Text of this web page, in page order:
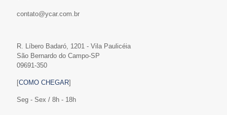
contato@ycar.com.br
R. Líbero Badaró, 1201 - Vila Paulicéia
São Bernardo do Campo-SP
09691-350
[COMO CHEGAR]
Seg - Sex / 8h - 18h